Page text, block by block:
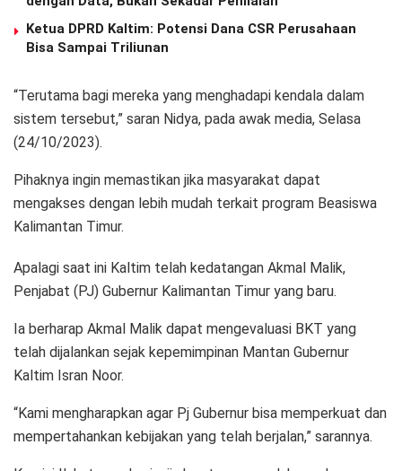
Ketua DPRD Kaltim: Potensi Dana CSR Perusahaan
Bisa Sampai Triliunan
“Terutama bagi mereka yang menghadapi kendala dalam
sistem tersebut,” saran Nidya, pada awak media, Selasa
(24/10/2023).
Pihaknya ingin memastikan jika masyarakat dapat
mengakses dengan lebih mudah terkait program Beasiswa
Kalimantan Timur.
Apalagi saat ini Kaltim telah kedatangan Akmal Malik,
Penjabat (PJ) Gubernur Kalimantan Timur yang baru.
Ia berharap Akmal Malik dapat mengevaluasi BKT yang
telah dijalankan sejak kepemimpinan Mantan Gubernur
Kaltim Isran Noor.
“Kami mengharapkan agar Pj Gubernur bisa memperkuat dan
mempertahankan kebijakan yang telah berjalan,” sarannya.